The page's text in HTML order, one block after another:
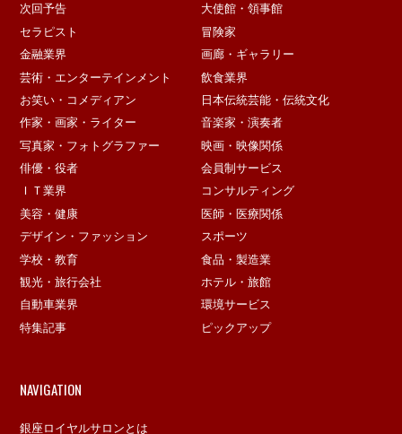
次回予告
大使館・領事館
セラピスト
冒険家
金融業界
画廊・ギャラリー
芸術・エンターテインメント
飲食業界
お笑い・コメディアン
日本伝統芸能・伝統文化
作家・画家・ライター
音楽家・演奏者
写真家・フォトグラファー
映画・映像関係
俳優・役者
会員制サービス
ＩＴ業界
コンサルティング
美容・健康
医師・医療関係
デザイン・ファッション
スポーツ
学校・教育
食品・製造業
観光・旅行会社
ホテル・旅館
自動車業界
環境サービス
特集記事
ピックアップ
NAVIGATION
銀座ロイヤルサロンとは